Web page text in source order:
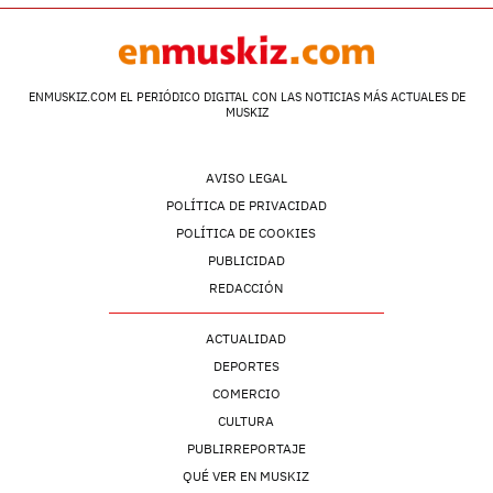
ENMUSKIZ.COM EL PERIÓDICO DIGITAL CON LAS NOTICIAS MÁS ACTUALES DE
MUSKIZ
AVISO LEGAL
POLÍTICA DE PRIVACIDAD
POLÍTICA DE COOKIES
PUBLICIDAD
REDACCIÓN
ACTUALIDAD
DEPORTES
COMERCIO
CULTURA
PUBLIRREPORTAJE
QUÉ VER EN MUSKIZ